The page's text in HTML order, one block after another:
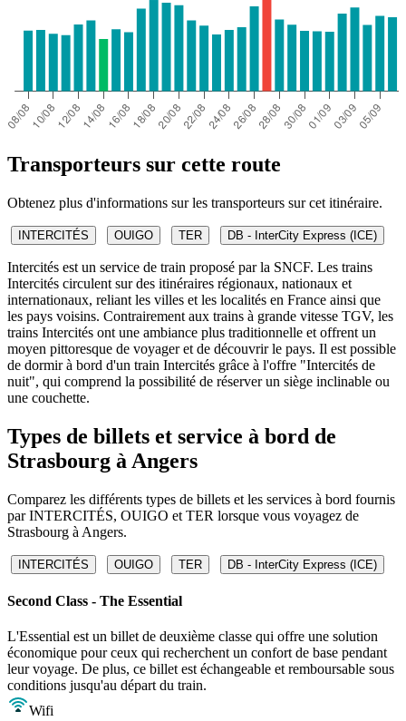
Transporteurs sur cette route
Obtenez plus d'informations sur les transporteurs sur cet itinéraire.
INTERCITÉS OUIGO TER DB - InterCity Express (ICE)
Intercités est un service de train proposé par la SNCF. Les trains
Intercités circulent sur des itinéraires régionaux, nationaux et
internationaux, reliant les villes et les localités en France ainsi que
les pays voisins. Contrairement aux trains à grande vitesse TGV, les
trains Intercités ont une ambiance plus traditionnelle et offrent un
moyen pittoresque de voyager et de découvrir le pays. Il est possible
de dormir à bord d'un train Intercités grâce à l'offre "Intercités de
nuit", qui comprend la possibilité de réserver un siège inclinable ou
une couchette.
Types de billets et service à bord de
Strasbourg à Angers
Comparez les différents types de billets et les services à bord fournis
par INTERCITÉS, OUIGO et TER lorsque vous voyagez de
Strasbourg à Angers.
INTERCITÉS OUIGO TER DB - InterCity Express (ICE)
Second Class - The Essential
L'Essential est un billet de deuxième classe qui offre une solution
économique pour ceux qui recherchent un confort de base pendant
leur voyage. De plus, ce billet est échangeable et remboursable sous
conditions jusqu'au départ du train.
Wifi